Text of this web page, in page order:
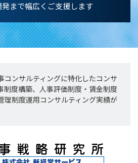
まで幅広くご支援します
コンサルティングに特化したコンサ
制度構築、人事評価制度・賃金制度
理制度運用コンサルティング実績が